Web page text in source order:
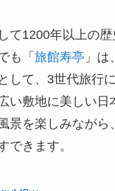
て1200年以上の
も「 旅館寿亭 」
して、3世代旅行
い敷地に美しい日
景を楽しみながら
できます。